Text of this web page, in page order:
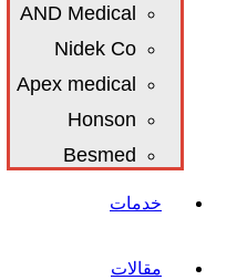
AND Medical
Nidek Co
Apex medical
Honson
Besmed
خدمات
مقالات